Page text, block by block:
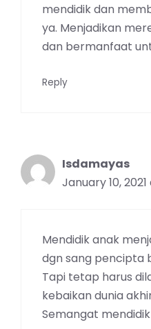
mendidik dan
ya. Menjadikan
dan bermanfaat
Reply
Isdamayas
January 10,
Mendidik anak
dgn sang pencipta
Tapi tetap harus
kebaikan dunia
Semangat